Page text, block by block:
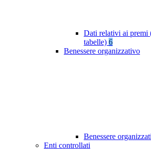
Dati relativi ai premi
tabelle) 6
Benessere organizzativo
Benessere
Enti controllati